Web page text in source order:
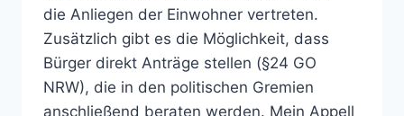
die Anliegen der Einwohner vertreten.
Zusätzlich gibt es die Möglichkeit, dass
Bürger direkt Anträge stellen (§24 GO
NRW), die in den politischen Gremien
anschließend beraten werden. Mein Appell